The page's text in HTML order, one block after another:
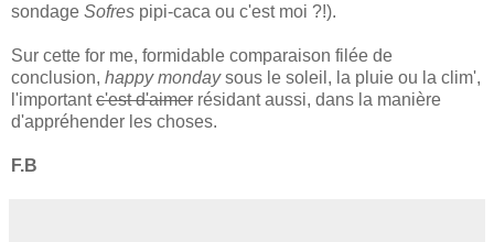
sondage Sofres pipi-caca ou c'est moi ?!).
Sur cette for me, formidable comparaison filée de
conclusion, happy mondaysous le soleil, la pluie ou la clim',
l'importantc'est d'aimer résidant aussi, dans la manière
d'appréhender les choses.
F.B